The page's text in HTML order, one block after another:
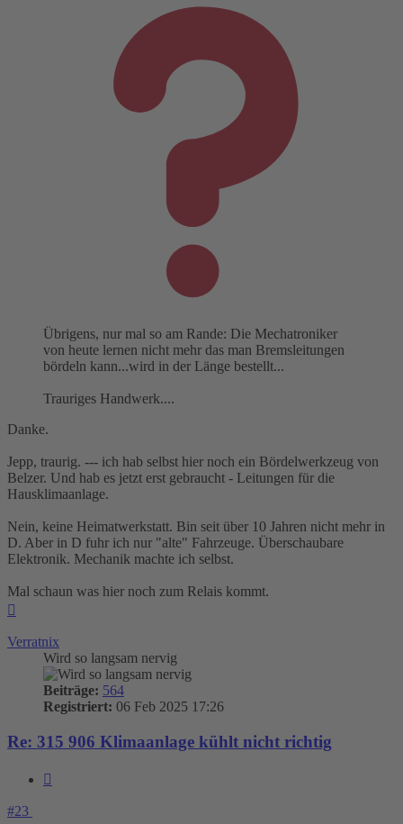
Übrigens, nur mal so am Rande: Die Mechatroniker
von heute lernen nicht mehr das man Bremsleitungen
bördeln kann...wird in der Länge bestellt...
Trauriges Handwerk....
Danke.
Jepp, traurig. --- ich hab selbst hier noch ein Bördelwerkzeug von
Belzer. Und hab es jetzt erst gebraucht - Leitungen für die
Hausklimaanlage.
Nein, keine Heimatwerkstatt. Bin seit über 10 Jahren nicht mehr in
D. Aber in D fuhr ich nur "alte" Fahrzeuge. Überschaubare
Elektronik. Mechanik machte ich selbst.
Mal schaun was hier noch zum Relais kommt.
Verratnix
Wird so langsam nervig
Beiträge: 564
Registriert: 06 Feb 2025 17:26
Re: 315 906 Klimaanlage kühlt nicht richtig
#23